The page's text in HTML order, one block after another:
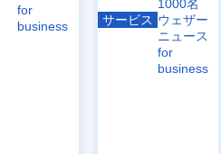
for
business
1000名
サービス ウェザー
ニュース
for
business